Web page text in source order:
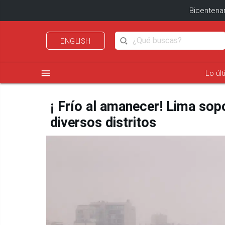
ENGLISH
menu Lo
¡ Frío al amanecer! Lima
diversos distritos